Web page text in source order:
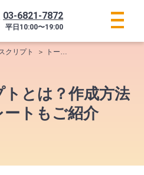
03-6821-7872
平日 10:00〜19:00
クリプト トークスクリプトとは？作成方法やテンプレートもご紹介
トとは？作成方法
トもご紹介